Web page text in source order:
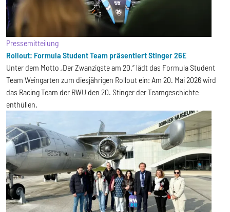
Pressemitteilung
Rollout: Formula Student Team präsentiert Stinger 26E
Unter dem Motto „Der Zwanzigste am 20.“ lädt das Formula Student
Team Weingarten zum diesjährigen Rollout ein: Am 20. Mai 2026 wird
das Racing Team der RWU den 20. Stinger der Teamgeschichte
enthüllen.